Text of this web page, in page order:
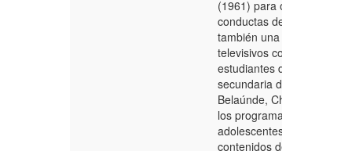
(1961) para obtener los
conductas de los
también una encuesta
televisivos con violencia
estudiantes del 3° y 4°
secundaria de la I.E.
Belaúnde, Chimbote. Se
los programas
adolescentes se
contenidos de violencia,